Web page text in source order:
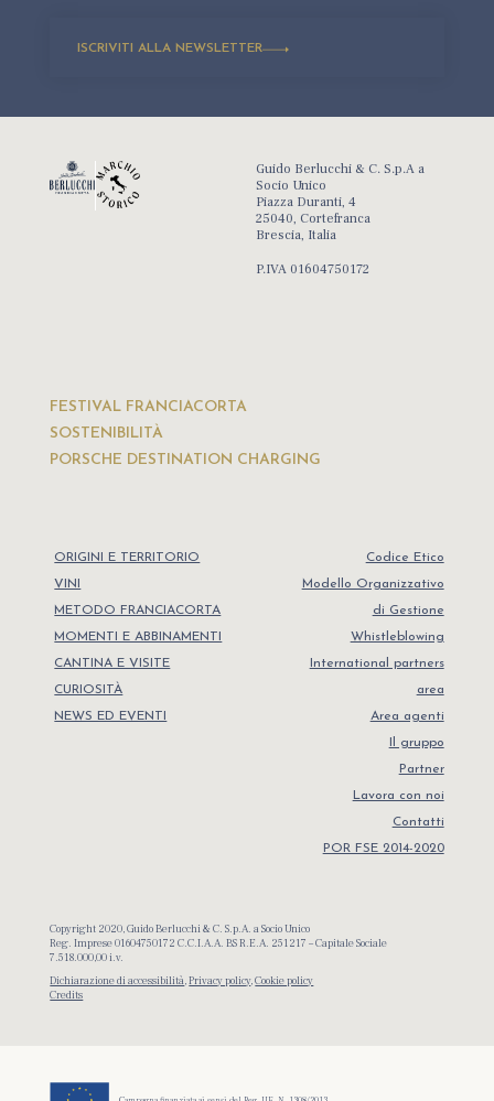
ISCRIVITI ALLA NEWSLETTER
Guido Berlucchi & C. S.p.A a
Socio Unico
Piazza Duranti, 4
25040, Cortefranca
Brescia, Italia
P.IVA 01604750172
FESTIVAL FRANCIACORTA
SOSTENIBILITÀ
PORSCHE DESTINATION CHARGING
ORIGINI E TERRITORIO
VINI
METODO FRANCIACORTA
MOMENTI E ABBINAMENTI
CANTINA E VISITE
CURIOSITÀ
NEWS ED EVENTI
Codice Etico
Modello Organizzativo
di Gestione
Whistleblowing
International partners
area
Area agenti
Il gruppo
Partner
Lavora con noi
Contatti
POR FSE 2014-2020
Copyright 2020, Guido Berlucchi & C. S.p.A. a Socio Unico
Reg. Imprese 01604750172 C.C.I.A.A. BS R.E.A. 251217 – Capitale Sociale
7.518.000,00 i.v.
Dichiarazione di accessibilità ,Privacy policy,Cookie policy
Credits